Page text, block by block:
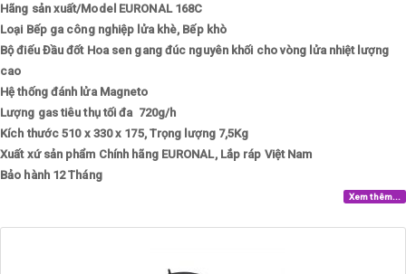
Hãng sản xuất/Model EURONAL 168C
Loại Bếp ga công nghiệp lửa khè, Bếp khò
Bộ điếu Đầu đốt Hoa sen gang đúc nguyên khối cho vòng lửa nhiệt lượng
cao
Hệ thống đánh lửa Magneto
Lượng gas tiêu thụ tối đa 720g/h
Kích thước 510 x 330 x 175, Trọng lượng 7,5Kg
Xuất xứ sản phẩm Chính hãng EURONAL, Lắp ráp Việt Nam
Bảo hành 12 Tháng
Xem thêm...